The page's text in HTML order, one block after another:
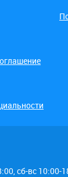
сб-вс 10:00-